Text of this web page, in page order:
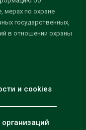
мерах по охране
государственных,
в отношении охраны
и cookies